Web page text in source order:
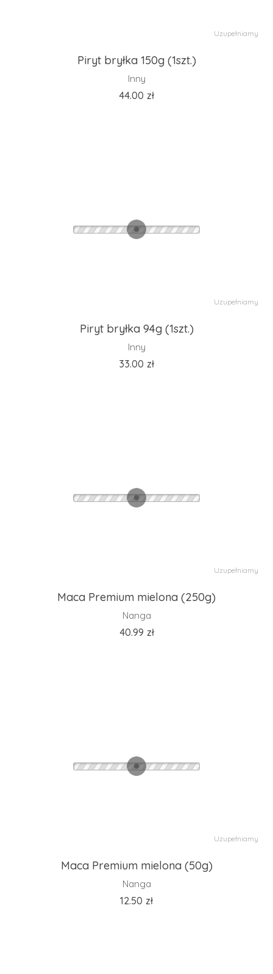
Uzupełniamy
Piryt bryłka 150g (1szt.)
Inny
44.00 zł
Uzupełniamy
Piryt bryłka 94g (1szt.)
Inny
33.00 zł
Uzupełniamy
Maca Premium mielona (250g)
Nanga
40.99 zł
Uzupełniamy
Maca Premium mielona (50g)
Nanga
12.50 zł